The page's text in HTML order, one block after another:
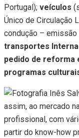
Portugal); veículos
Único de Circulação
condução –
transportes
pedido de reforma
programas
assim, ao mercado
profissional, com
partir do know-how